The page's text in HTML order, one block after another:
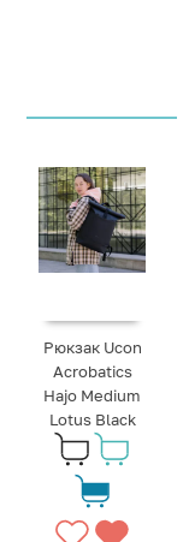
Рюкзак Ucon
Acrobatics
Hajo Medium
Lotus Black